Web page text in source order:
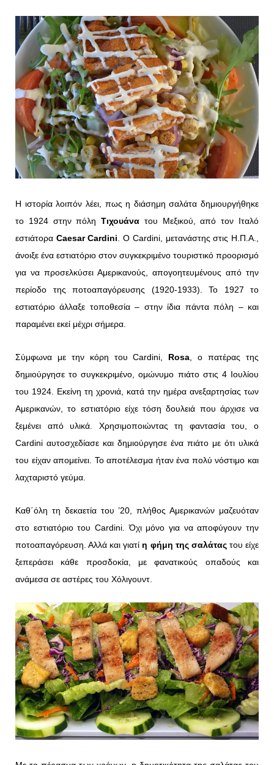
Η ιστορία λοιπόν λέει, πως η διάσημη σαλάτα δημιουργήθηκε
το 1924 στην πόληΤιχουάνα του Μεξικού, από τον Ιταλό
εστιάτορα Caesar Cardini. Ο Cardini, μετανάστης στις Η.Π.Α.,
άνοιξε ένα εστιατόριο στον συγκεκριμένο τουριστικό προορισμό
για να προσελκύσει Αμερικανούς, απογοητευμένους από την
περίοδο της ποτοαπαγόρευσης (1920-1933). Το 1927 το
εστιατόριο άλλαξε τοποθεσία – στην ίδια πάντα πόλη – και
παραμένει εκεί μέχρι σήμερα.
Σύμφωνα με την κόρη του Cardini, Rosa, ο πατέρας της
δημιούργησε το συγκεκριμένο, ομώνυμο πιάτο στις 4 Ιουλίου
του 1924. Εκείνη τη χρονιά, κατά την ημέρα ανεξαρτησίας των
Αμερικανών, το εστιατόριο είχε τόση δουλειά που άρχισε να
ξεμένει από υλικά. Χρησιμοποιώντας τη φαντασία του, ο
Cardini αυτοσχεδίασε και δημιούργησε ένα πιάτο με ότι υλικά
του είχαν απομείνει. Το αποτέλεσμα ήταν ένα πολύ νόστιμο και
λαχταριστό γεύμα.
Καθ΄όλη τη δεκαετία του ’20, πλήθος Αμερικανών μαζευόταν
στο εστιατόριο του Cardini. Όχι μόνο για να αποφύγουν την
ποτοαπαγόρευση. Αλλά και γιατίη φήμη της σαλάταςτου είχε
ξεπεράσει κάθε προσδοκία, με φανατικούς οπαδούς και
ανάμεσα σε αστέρες του Χόλιγουντ.